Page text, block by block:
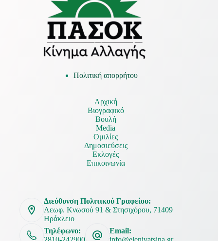
Πολιτική απορρήτου
Αρχική
Βιογραφικό
Βουλή
Media
Ομιλίες
Δημοσιεύσεις
Εκλογές
Επικοινωνία
Διεύθυνση Πολιτικού Γραφείου:
Λεωφ. Κνωσού 91 & Στησιχόρου, 71409
Ηράκλειο
Τηλέφωνο:
2810-242900
Email:
info@elenivatsina.gr